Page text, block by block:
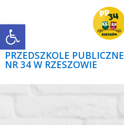
Open toolbar
PRZEDSZKOLE PUBLICZNE
NR 34 W RZESZOWIE